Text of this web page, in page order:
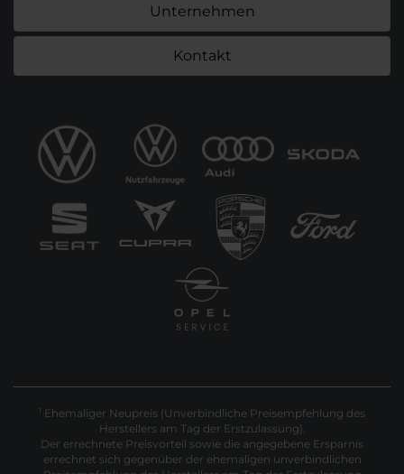
Unternehmen
Kontakt
1 Ehemaliger Neupreis (Unverbindliche Preisempfehlung des
Herstellers am Tag der Erstzulassung).
Der errechnete Preisvorteil sowie die angegebene Ersparnis
errechnet sich gegenüber der ehemaligen unverbindlichen